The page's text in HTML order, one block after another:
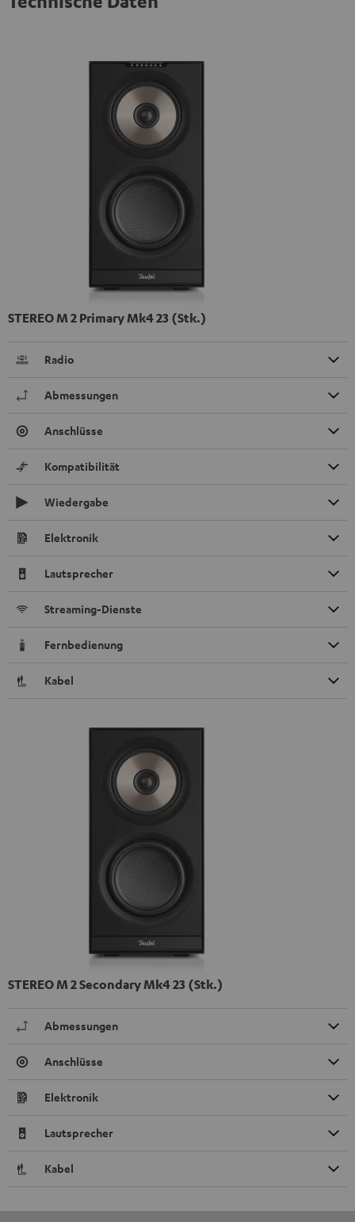
STEREO M 2 Primary Mk4 23 (Stk.)
Radio
Abmessungen
Anschlüsse
Kompatibilität
Wiedergabe
Elektronik
Lautsprecher
Streaming-Dienste
Fernbedienung
Kabel
STEREO M 2 Secondary Mk4 23 (Stk.)
Abmessungen
Anschlüsse
Elektronik
Lautsprecher
Kabel